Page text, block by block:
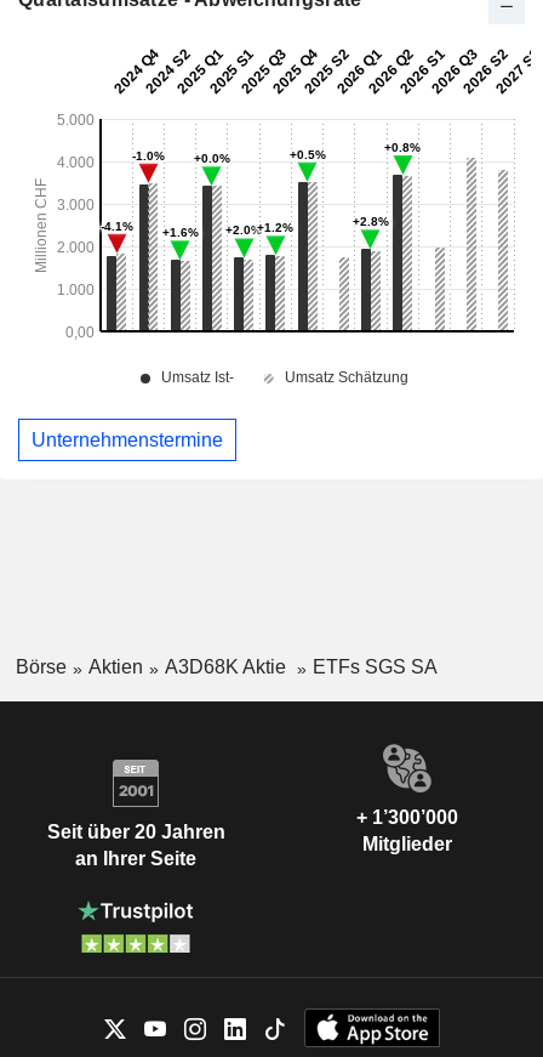
Unternehmenstermine
Börse Aktien A3D68K Aktie ETFs SGS SA
Seit über 20 Jahren
an Ihrer Seite
+ 1’300’000
Mitglieder